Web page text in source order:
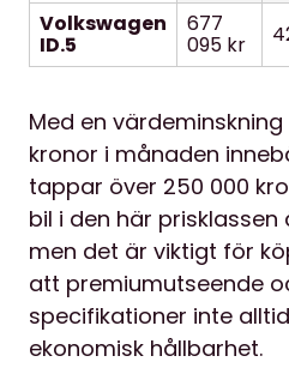
Volkswagen
ID.5
677
095 kr
Med en
kronor i månaden
tappar över 250 000
bil i den här
men det är viktigt för
att premiumutseende
specifikationer inte
ekonomisk hållbarhet.